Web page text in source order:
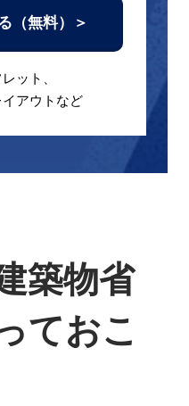
（無料）＞
ット、
アウトなど
築物省
ておこ